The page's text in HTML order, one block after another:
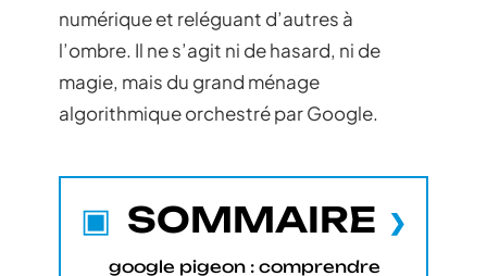
numérique et reléguant d’autres à
l’ombre. Il ne s’agit ni de hasard, ni de
magie, mais du grand ménage
algorithmique orchestré par Google.
SOMMAIRE
google pigeon : comprendre